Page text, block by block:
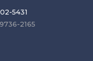
5431
2165